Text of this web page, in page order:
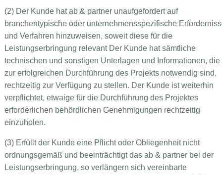
(2) Der Kunde hat ab & partner unaufgefordert auf
branchentypische oder unternehmensspezifische
und Verfahren hinzuweisen, soweit diese für die
Leistungserbringung relevant Der Kunde hat sämtliche
technischen und sonstigen Unterlagen und Informationen, die
zur erfolgreichen Durchführung des Projekts notwendig sind,
rechtzeitig zur Verfügung zu stellen. Der Kunde ist weiterhin
verpflichtet, etwaige für die Durchführung des Projektes
erforderlichen behördlichen Genehmigungen rechtzeitig
einzuholen.
(3) Erfüllt der Kunde eine Pflicht oder Obliegenheit nicht
ordnungsgemäß und beeinträchtigt das ab & partner bei der
Leistungserbringung, so verlängern sich vereinbarte